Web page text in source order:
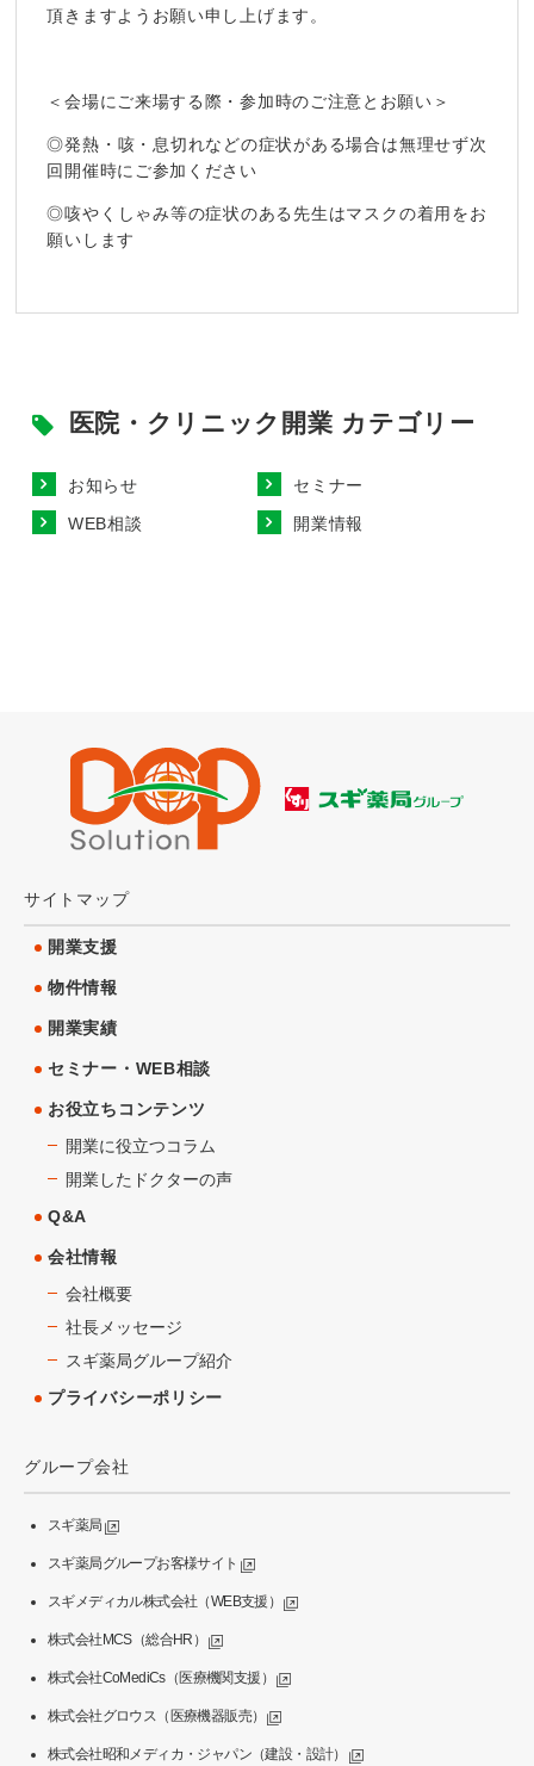
頂きますようお願い申し上げます。
＜会場にご来場する際・参加時のご注意とお願い＞
◎発熱・咳・息切れなどの症状がある場合は無理せず次
回開催時にご参加ください
◎咳やくしゃみ等の症状のある先生はマスクの着用をお
願いします
医院・クリニック開業 カテゴリー
お知らせ
セミナー
WEB相談
開業情報
サイトマップ
開業支援
物件情報
開業実績
セミナー・WEB相談
お役立ちコンテンツ
開業に役立つコラム
開業したドクターの声
Q&A
会社情報
会社概要
社長メッセージ
スギ薬局グループ紹介
プライバシーポリシー
グループ会社
スギ薬局
スギ薬局グループお客様サイト
スギメディカル株式会社（WEB支援）
株式会社MCS（総合HR）
株式会社CoMediCs（医療機関支援）
株式会社グロウス（医療機器販売）
株式会社昭和メディカ・ジャパン（建設・設計）